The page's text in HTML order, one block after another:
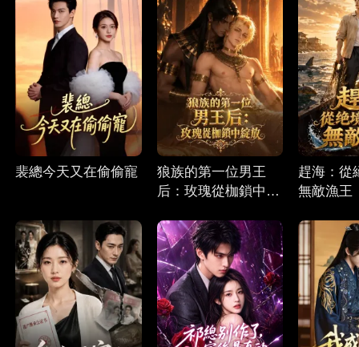
裴總今天又在偷偷寵
狼族的第一位男王
后：玫瑰從枷鎖中綻
趕海：從
無敵漁王